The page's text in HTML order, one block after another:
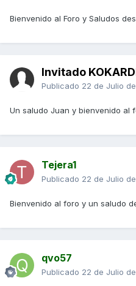
Bienvenido al Foro y Saludos
Invitado
Publicado 22 de Julio
Un saludo Juan y bienvenido al
Tejera1
Publicado 22 de Julio
Bienvenido al foro y un saludo
qvo57
Publicado 22 de Julio